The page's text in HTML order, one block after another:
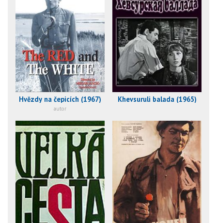
Hvězdy na čepicích (1967)
autor
Khevsuruli balada (1965)